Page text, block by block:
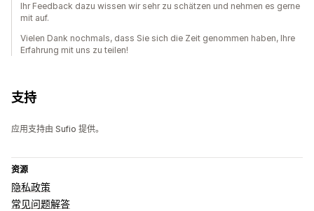
Ihr Feedback dazu wissen wir sehr zu schätzen und nehmen es gerne
mit auf.
Vielen Dank nochmals, dass Sie sich die Zeit genommen haben, Ihre
Erfahrung mit uns zu teilen!
支持
应用支持由 Sufio 提供。
资源
隐私政策
常见问题解答